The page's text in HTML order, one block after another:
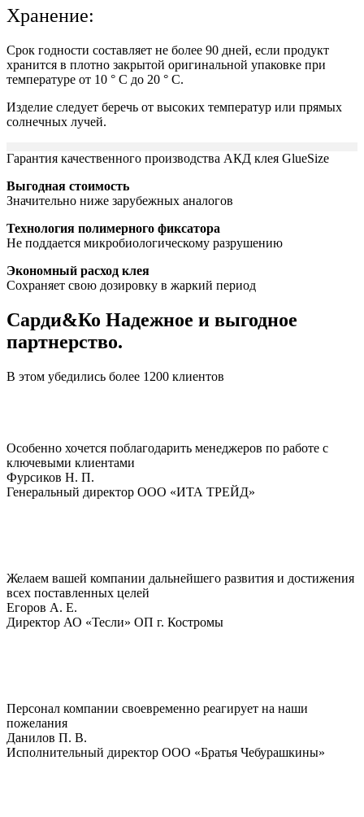
Хранение:
Срок годности составляет не более 90 дней, если продукт
хранится в плотно закрытой оригинальной упаковке при
температуре от 10 ° С до 20 ° С.
Изделие следует беречь от высоких температур или прямых
солнечных лучей.
Гарантия качественного производства АКД клея GlueSize
Выгодная стоимость
Значительно ниже зарубежных аналогов
Технология полимерного фиксатора
Не поддается микробиологическому разрушению
Экономный расход клея
Сохраняет свою дозировку в жаркий период
Сарди&Ко Надежное и выгодное
партнерство.
В этом убедились более 1200 клиентов
Особенно хочется поблагодарить менеджеров по работе с
ключевыми клиентами
Фурсиков Н. П.
Генеральный директор ООО «ИТА ТРЕЙД»
Желаем вашей компании дальнейшего развития и достижения
всех поставленных целей
Егоров A. E.
Директор АО «Тесли» ОП г. Костромы
Персонал компании своевременно реагирует на наши
пожелания
Данилов П. В.
Исполнительный директор ООО «Братья Чебурашкины»